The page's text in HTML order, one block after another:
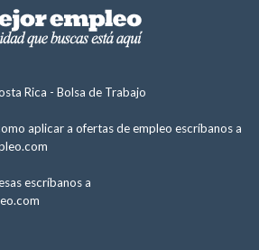
Rica - Bolsa de Trabajo
aplicar a ofertas de empleo escríbanos a
escríbanos a